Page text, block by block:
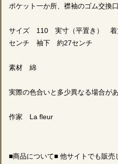
ポケット一か所、襟袖のゴム交換
サイズ 110 実寸（平置き）
センチ 袖下 約27センチ
素材 綿
実際の色合いと多少異なる場合が
作家 La fleur
■商品について■ 他サイトでも販